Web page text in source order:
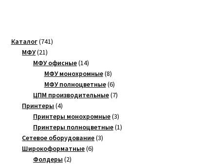
Каталог 741741
МФУ 2121
товар
МФУ офисные 1414
товаров
МФУ монохромные 88
товаров
МФУ полноцветные 66
товаров
ЦПМ производительные 77
Принтеры 44
товара
Принтеры монохромные 33
товара
Принтеры полноцветные 11
Сетевое оборудование 33
Широкоформатные 66
Фолдеры 22